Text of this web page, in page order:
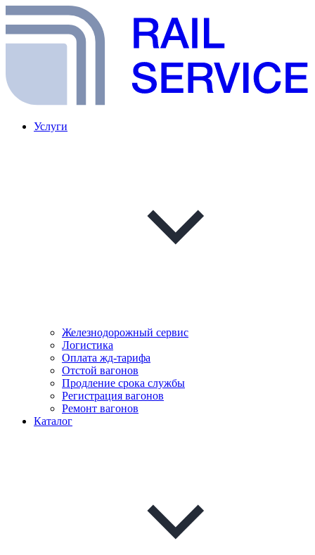
Услуги
Железнодорожный сервис
Логистика
Оплата жд-тарифа
Отстой вагонов
Продление срока службы
Регистрация вагонов
Ремонт вагонов
Каталог